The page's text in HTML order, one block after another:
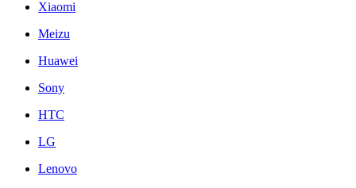
Xiaomi
Meizu
Huawei
Sony
HTC
LG
Lenovo